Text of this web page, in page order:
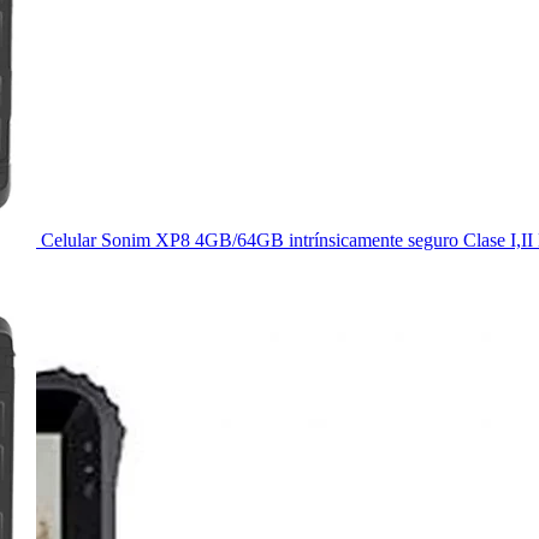
Celular Sonim XP8 4GB/64GB intrínsicamente seguro Clase